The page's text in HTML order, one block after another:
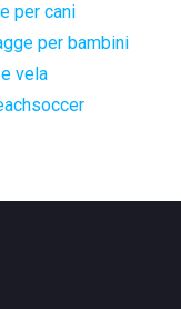
per cani
per bambini
vela